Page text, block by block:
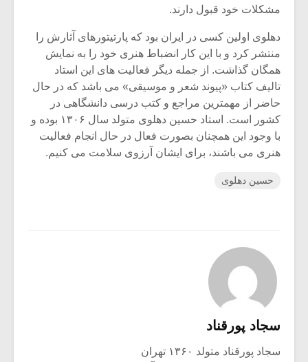
مشکلات خود قبول دارند.
دهلوی اولین کسی در ایران بود که پارتیتورهای آثارش را
منتشر کرد و با این کار انضباط هنری خود را به نمایش
همگان گذاشت. از جمله دیگر فعالیت های این استاد
تالیف کتاب «پیوند شعر و موسیقی» می باشد که در حال
حاضر از مهمترین مراجع و کتب درسی دانشگاهی در
کشور است. استاد حسین دهلوی متولد سال ۱۳۰۶ بوده و
با وجود این همچنان بصورت فعال در حال انجام فعالیت
هنری می باشند، برای ایشان آرزوی سلامت می کنیم.
حسین دهلوی
سجاد پورقناد
سجاد پورقناد متولد ۱۳۶۰ تهران